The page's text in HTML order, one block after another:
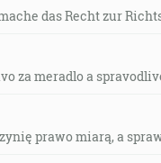
das Recht zur
za meradlo a
prawo miarą, a